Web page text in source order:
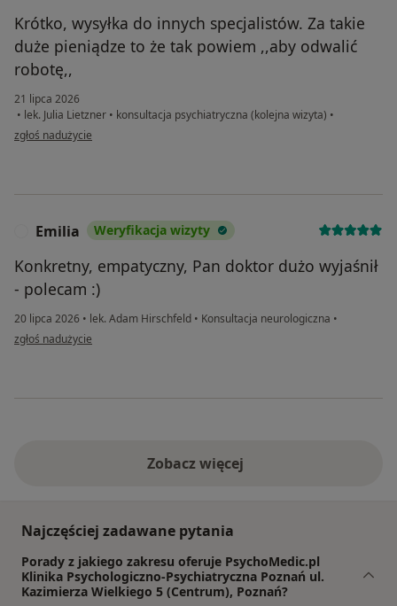
Krótko, wysyłka do innych specjalistów. Za takie
duże pieniądze to że tak powiem ,,aby odwalić
robotę,,
21 lipca 2026
• lek. Julia Lietzner • konsultacja psychiatryczna (kolejna wizyta) •
w opinii użytkownika Eg
zgłoś nadużycie
Emilia Weryfikacja wizyty
Konkretny, empatyczny, Pan doktor dużo wyjaśnił
- polecam :)
20 lipca 2026 • lek. Adam Hirschfeld • Konsultacja neurologiczna •
w opinii użytkownika Emilia
zgłoś nadużycie
Zobacz więcej
Najczęściej zadawane pytania
Porady z jakiego zakresu oferuje PsychoMedic.pl
Klinika Psychologiczno-Psychiatryczna Poznań ul.
Kazimierza Wielkiego 5 (Centrum), Poznań?